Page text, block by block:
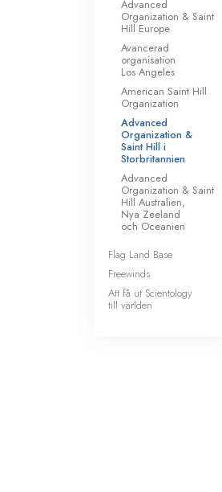
Advanced
Organization & Saint
Hill Europe
Avancerad
organisation
Los Angeles
American Saint Hill
Organization
Advanced
Organization &
Saint Hill i
Storbritannien
Advanced
Organization & Saint
Hill Australien,
Nya Zeeland
och Oceanien
Flag Land Base
Freewinds
Att få ut Scientology
till världen